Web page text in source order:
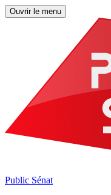
Ouvrir le menu
Public Sénat